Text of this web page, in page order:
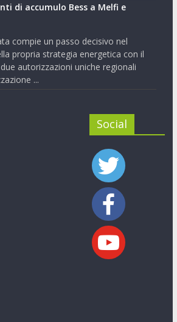
di accumulo Bess a Melfi e
compie un passo decisivo nel
propria strategia energetica con il
autorizzazioni uniche regionali
...
Social